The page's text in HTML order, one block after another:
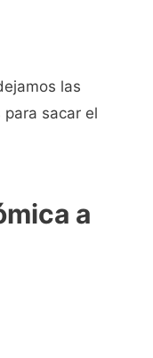
las
sacar el
a